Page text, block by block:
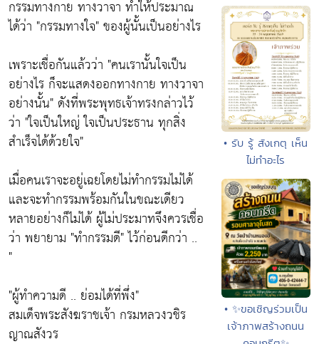
กรรมทางกาย ทางวาจา ทำให้ประมาณ
ได้ว่า "กรรมทางใจ"ของผู้นั้นเป็นอย่างไร
เพราะเชื่อกันแล้วว่า "คนเรานั้นใจเป็น
อย่างไร ก็จะแสดงออกทางกาย ทางวาจา
อย่างนั้น"ดังที่พระพุทธเจ้าทรงกล่าวไว้
ว่า "ใจเป็นใหญ่ ใจเป็นประธาน ทุกสิ่ง
สำเร็จได้ด้วยใจ"
เมื่อคนเราจะอยู่เฉยโดยไม่ทำกรรมไม่ได้
และจะทำกรรมพร้อมกันในขณะเดียว
หลายอย่างก็ไม่ได้ ผู้ไม่ประมาทจึงควรเชื่อ
ว่า พยายาม "ทำกรรมดี"ไว้ก่อนดีกว่า ..
"
"ผู้ทำความดี .. ย่อมได้ที่พึ่ง"
สมเด็จพระสังฆราชเจ้า กรมหลวงวชิร
ญาณสังวร
• รับ รู้ สังเกตุ เห็น
ไม่ทำอะไร
• ✨ขอเชิญร่วมเป็น
เจ้าภาพสร้างถนน